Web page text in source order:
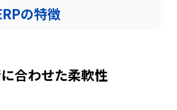
の特徴
合わせた柔軟性